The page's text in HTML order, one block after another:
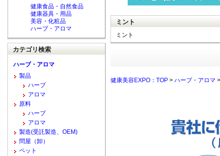
ミント
ミント
健康美容EXPO：TOP > ハーブ・アロマ
健康食品・自然食品
健康器具・用品
美容・化粧品
ハーブ・アロマ
カテゴリ検索
ハーブ・アロマ
製品
ハーブ
アロマ
原料
ハーブ
アロマ
製造(受託製造、OEM)
問屋（卸）
ペット